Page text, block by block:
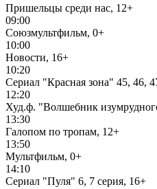
Пришельцы среди нас, 12+
09:00
Союзмультфильм, 0+
10:00
Новости, 16+
10:20
Сериал "Красная зона" 45, 46,
12:20
Худ.ф. "Волшебник
13:30
Галопом по тропам, 12+
13:50
Мультфильм, 0+
14:10
Сериал "Пуля" 6, 7 серия, 16+